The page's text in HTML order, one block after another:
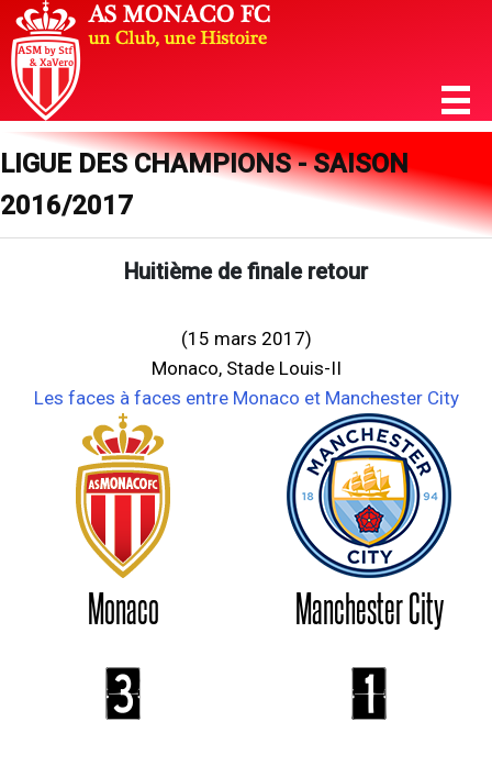
LIGUE DES CHAMPIONS - SAISON
2016/2017
Huitième de finale retour
(15 mars 2017)
Monaco, Stade Louis-II
Les faces à faces entre Monaco et Manchester City
Monaco Manchester City
3 1